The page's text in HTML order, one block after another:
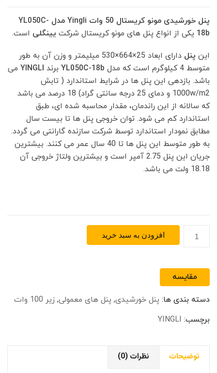
پنل خورشیدی مونو کریستال 50 وات Yingli مدل YL050C-
18b یکی از انواع پنل های مونو کریستال شرکت یینگلی است.
این پنل
دارای ابعاد 25×664×530 میلیمتر و وزن آن به طور
متوسط 4 کیلوگرم است که مدل
YL050C-18b برند YINGLI می
باشد. بازدهی این پنل ها در شرایط استاندارد ( تابش
1000w/m2 و دمای 25 درجه سانتی گراد) 18 درصد می باشد
که سالانه از این راندمان، مقدار محاسبه شده ای، طبق
استاندارد کم می شود. توان خروجی پنل ها تا بیست سال
مطابق نمودار استاندارد توسط شرکت سازنده گارانتی می گردد.
به طور متوسط این پنل ها تا 40 سال عمر می کنند. بیشترین
جریان این پنل 2.75 آمپر است و بیشترین ولتاژ خروجی آن
18.18 ولت می باشد.
خورشیدی
کریستال
مدل
18b
عدد
افزودن به سبد خرید
مقایسه
دسته بندی ها: پنل خورشیدی, پنل های معمولی, زیر 100 وات
برچسب: YINGLI
توضیحات نظرات (0)